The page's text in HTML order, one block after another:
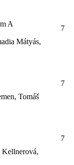
A
Mátyás,
7
Tomáš
7
Kellnerová,
7